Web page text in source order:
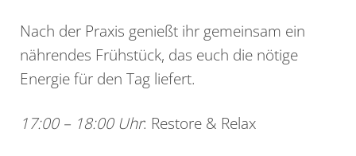
Nach der Praxis genießt ihr gemeinsam ein
nährendes Frühstück, das euch die nötige
Energie für den Tag liefert.
17:00 – 18:00 Uhr: Restore & Relax